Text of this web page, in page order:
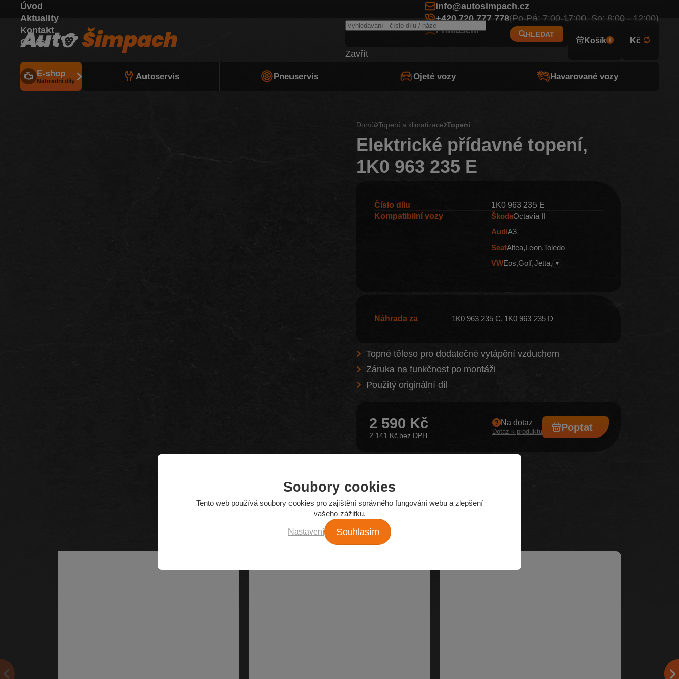
Úvod
Aktuality
Kontakt
O nás
info@autosimpach.cz
+420 720 777 778(Po-Pá: 7:00-17:00, So: 8:00 - 12:00)
Přihlášení
E-shop
Náhradní díly Autoservis Pneuservis Ojeté vozy Havarované vozy
HLEDAT
Zavřít
Košík 0 Kč
Domů Topení a klimatizace Topení
Elektrické přídavné topení,
1K0 963 235 E
Číslo dílu
1K0 963 235 E
Kompatibilní vozy
ŠkodaOctavia II
AudiA3
SeatAltea Leon Toledo
VWEos Golf Jetta ▼
Náhrada za 1K0 963 235 C 1K0 963 235 D
Topné těleso pro dodatečné vytápění vzduchem
Záruka na funkčnost po montáži
Použitý originální díl
2 590 Kč
2 141 Kč
Na dotaz
Dotaz k produktu Poptat
Z našeho e-shopu
Nejžádanější autodíly
Soubory cookies
Tento web používá soubory cookies pro zajištění správného fungování webu a zlepšení
vašeho zážitku.
Nastavení Souhlasím